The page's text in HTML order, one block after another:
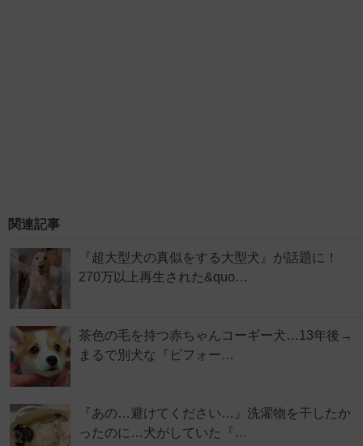
関連記事
『超大型犬の真似をする大型犬』が話題に！
270万以上再生された&quo…
茶色の毛を持つ赤ちゃんコーギー犬…13年後→
まるで別犬な『ビフォー…
『あの…避けてください…』洗濯物を干したか
ったのに…犬がしていた『…